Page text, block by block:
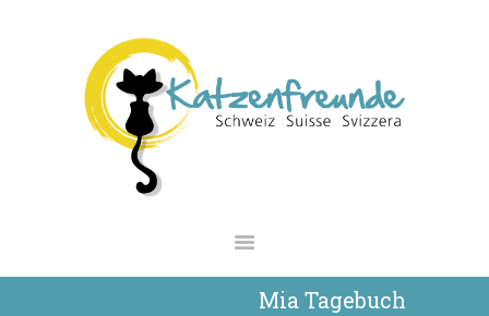
Mia Tagebuch
NEWS
VERMITTLUNG
INTERESSANTES
SHOP